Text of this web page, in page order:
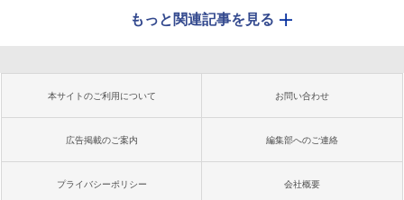
もっと関連記事を見る
本サイトのご利用について お問い合わせ
広告掲載のご案内 編集部へのご連絡
プライバシーポリシー 会社概要